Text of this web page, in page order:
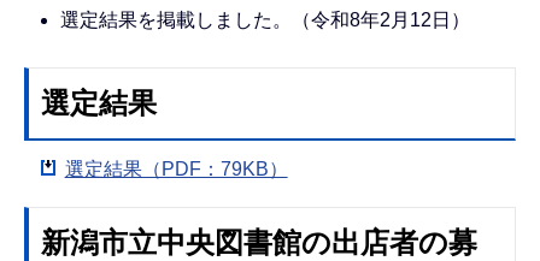
選定結果を掲載しました。（令和8年2月12日）
選定結果
選定結果（PDF：79KB）
新潟市立中央図書館の出店者の募